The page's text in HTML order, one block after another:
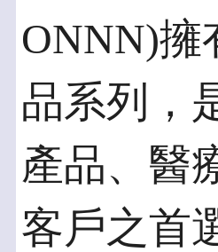
ONNN)擁
品系列，
產品、醫
客戶之首